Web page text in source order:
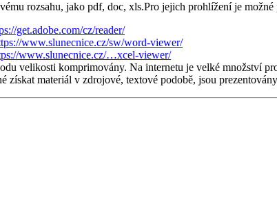
rozsahu, jako pdf, doc, xls.Pro jejich prohlížení je možné
get.adobe.com/cz/reader/
www.slunecnice.cz/sw/word-viewer/
www.slunecnice.cz/…xcel-viewer/
velikosti komprimovány. Na internetu je velké množství
získat materiál v zdrojové, textové podobě, jsou